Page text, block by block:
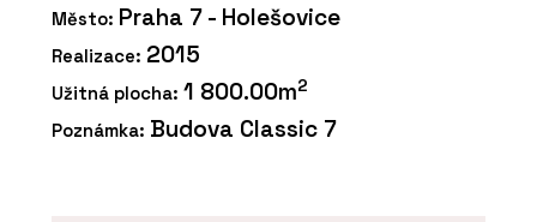
Město: Praha 7 - Holešovice
Realizace: 2015
Užitná plocha: 1 800.00m2
Poznámka: Budova Classic 7